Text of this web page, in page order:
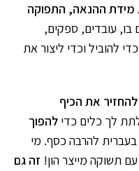
מידת ההנאה, התפוקה
בו, עובדים, ספקים,
להוביל וכדי ליצור את
להחזיר את הכיף
לך כלים כדי להפוך
להרבה כסף. מי
תשוקה מייצר הון! זה גם